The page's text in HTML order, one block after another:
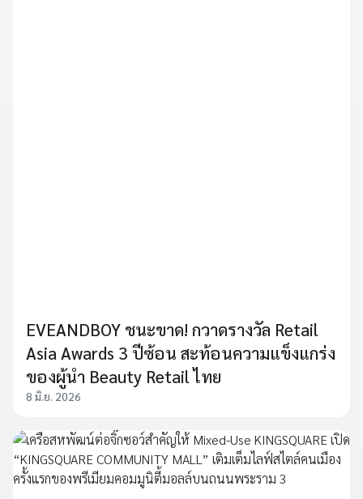
EVEANDBOY ชนะขาด! กวาดรางวัล Retail
Asia Awards 3 ปีซ้อน สะท้อนความแข็งแกร่ง
ของผู้นำ Beauty Retail ไทย
8 มิ.ย. 2026